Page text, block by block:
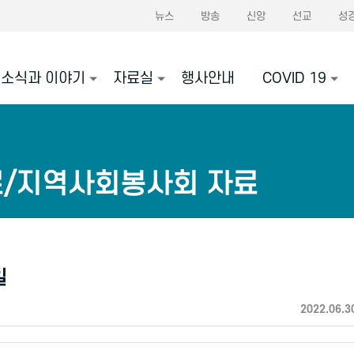
뉴스 방송 신앙 선교 성
소식과 이야기 자료실 행사안내 COVID 19
지역사회봉사회 자료